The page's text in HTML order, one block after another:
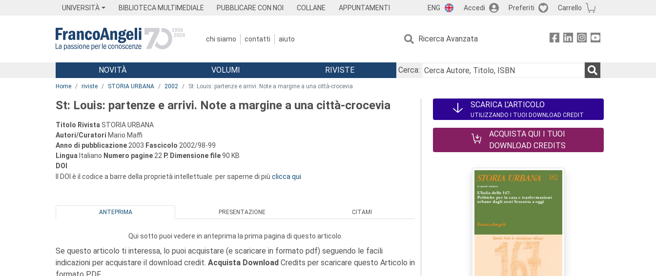
UNIVERSITÀ BIBLIOTECA MULTIMEDIALE PUBBLICARE CON NOI COLLANE APPUNTAMENTI ENG Accedi Preferiti Carrello
chi siamo contatti aiuto Ricerca Avanzata
Menu
NOVITÀ VOLUMI RIVISTE
Cerca:
Home riviste STORIA URBANA 2002 St: Louis: partenze e arrivi. Note a margine a una città-crocevia
St: Louis: partenze e arrivi. Note a margine a una città-crocevia
Titolo Rivista STORIA URBANA
Autori/Curatori Mario Maffi
Anno di pubblicazione 2003 Fascicolo 2002/98-99
Lingua Italiano Numero pagine 22 P. Dimensione file90 KB
DOI
Il DOI è il codice a barre della proprietà intellettuale: per saperne di più clicca qui
ANTEPRIMA PRESENTAZIONE CITAMI
Qui sotto puoi vedere in anteprima la prima pagina di questo articolo.
Se questo articolo ti interessa, lo puoi acquistare (e scaricare in formato pdf) seguendo le facili
indicazioni per acquistare il download credit. Acquista Download Credits per scaricare questo Articolo in
SCARICA L'ARTICOLO
UTILIZZANDO I TUOI DOWNLOAD CREDIT
ACQUISTA QUI I TUOI
DOWNLOAD CREDITS